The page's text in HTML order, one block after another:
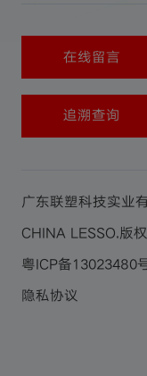
在线留言
追溯查询
广东联塑科技实业
CHINA LESSO.版
粤ICP备13023480
隐私协议